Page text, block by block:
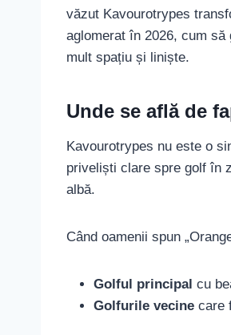
văzut Kavourotrypes
aglomerat în 2026, cum
mult spațiu și liniște.
Unde se află de
Kavourotrypes nu este o
priveliști clare spre golf în
albă.
Când oamenii spun
Golful principal cu
Golfurile vecine care